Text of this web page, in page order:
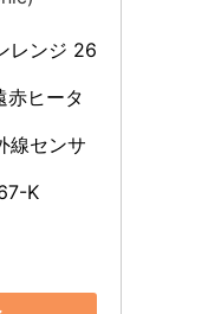
レンジ 26
赤ヒータ
線センサ
K